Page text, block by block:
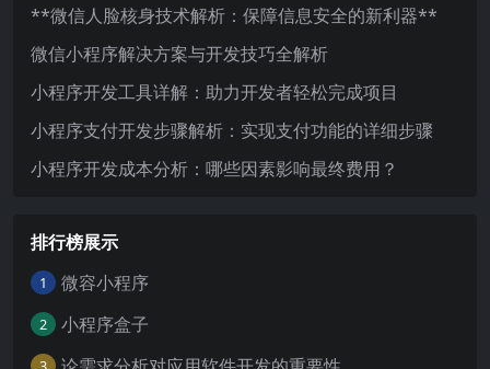
**微信人脸核身技术解析：保障信息安全的新利器**
微信小程序解决方案与开发技巧全解析
小程序开发工具详解：助力开发者轻松完成项目
小程序支付开发步骤解析：实现支付功能的详细步骤
小程序开发成本分析：哪些因素影响最终费用？
排行榜展示
1 微容小程序
2 小程序盒子